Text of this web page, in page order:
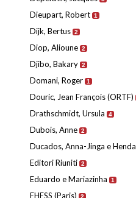
Dieupart, Robert 1
Dijk, Bertus 2
Diop, Alioune 2
Djibo, Bakary 2
Domani, Roger 1
Douric, Jean François (ORTF)
Drathschmidt, Ursula 4
Dubois, Anne 2
Ducados, Anna-Jinga e Henda
Editori Riuniti 2
Eduardo e Mariazinha 1
EHESS (Paris) 2